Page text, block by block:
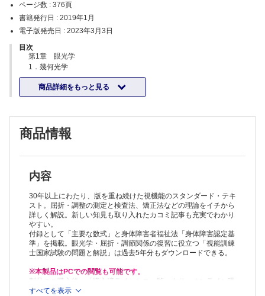
ページ数 : 376頁
書籍発行日 : 2019年1月
電子版発売日 : 2023年3月3日
目次
第1章 眼光学
1．幾何光学
2．波面光学
3．眼鏡レンズの種類
4．眼の光学系（屈折要素）
1．視力表示法の種類
2．眼の分解能
B．視力検査
1．自覚的視力検査
2．他覚的視力検査
第3章 屈折検査
1．屈折異常の種類
2．自覚的屈折検査
3．他覚的屈折検査
4．屈折検査の問題点
付．レンズメータ
5．屈折検査実施手順
第4章 屈折異常
屈折度数分布
商品詳細をもっと見る
商品情報
内容
30年以上にわたり、版を重ね続けた視機能のスタンダード・テキ
スト。屈折・調整の測定と検査法、矯正法などの理論をイチから
詳しく解説。新しい知見も取り入れたカコミ記事も充実でわかり
やすい。
付録として「主要な数式」と身体障害者福祉法「身体障害認定基
準」を掲載。眼光学・屈折・調節関係の復習に役立つ「視能訓練
士国家試験の問題と解説」は過去5年分もダウンロードできる。
※本製品はPCでの閲覧も可能です。
製品のご購入後、「購入済ライセンス一覧」より、オンライン環
境で閲覧可能なPDF版をご覧いただけます。詳細は
すべてを表示